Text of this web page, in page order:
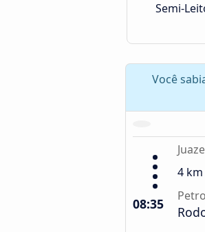
Semi-
Você
4 km
08:35